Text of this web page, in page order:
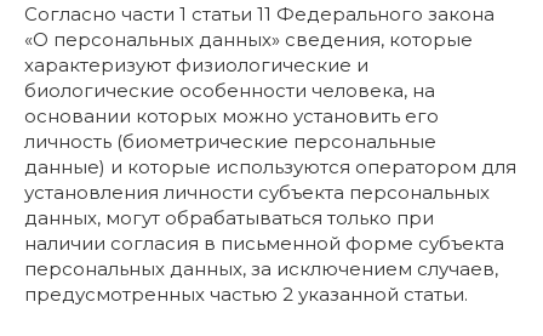
Согласно части 1 статьи 11 Федерального закона
«О персональных данных» сведения, которые
характеризуют физиологические и
биологические особенности человека, на
основании которых можно установить его
личность (биометрические персональные
данные) и которые используются оператором для
установления личности субъекта персональных
данных, могут обрабатываться только при
наличии согласия в письменной форме субъекта
персональных данных, за исключением случаев,
предусмотренных частью 2 указанной статьи.